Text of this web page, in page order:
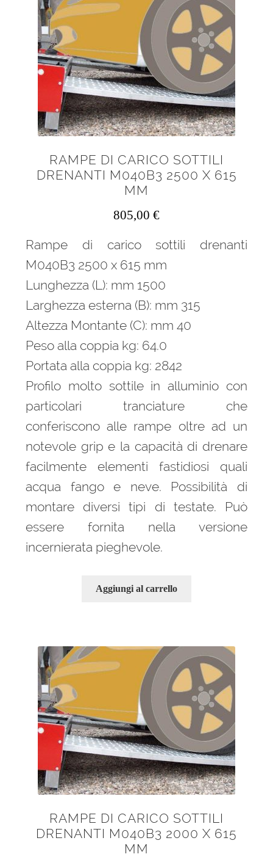
RAMPE DI CARICO SOTTILI
DRENANTI M040B3 2500 X 615
MM
805,00 €
Rampe di carico sottili drenanti
M040B3 2500 x 615 mm
Lunghezza (L): mm 1500
Larghezza esterna (B): mm 315
Altezza Montante (C): mm 40
Peso alla coppia kg: 64.0
Portata alla coppia kg: 2842
Profilo molto sottile in alluminio con
particolari tranciature che
conferiscono alle rampe oltre ad un
notevole grip e la capacità di drenare
facilmente elementi fastidiosi quali
acqua fango e neve. Possibilità di
montare diversi tipi di testate. Può
essere fornita nella versione
incernierata pieghevole.
Aggiungi al carrello
RAMPE DI CARICO SOTTILI
DRENANTI M040B3 2000 X 615
MM